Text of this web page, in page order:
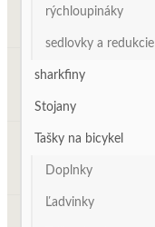
rýchloupináky
sedlovky a redukcie
sharkfiny
Stojany
Tašky na bicykel
Doplnky
Ľadvinky